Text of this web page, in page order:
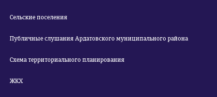
Сельские поселения
Публичные слушания Ардатовского муниципального района
Схема территориального планирования
ЖКХ